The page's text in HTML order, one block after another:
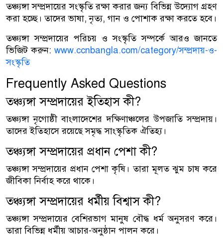
তঞ্চ্যঙ্গা সম্প্রদায়ের সংস্কৃতি রক্ষা করার জন্য বিভিন্ন উদ্যোগ গ্রহণ
করা হচ্ছে। তাদের ভাষা, নৃত্য, গান ও পোশাক রক্ষা করতে হবে।
তঞ্চ্যঙ্গা সম্প্রদায়ের পরিচয় ও সংস্কৃতি সম্পর্কে আরও জানতে
ভিজিট করুন: www.ccnbangla.com/category/সম্প্রদায়-ও-
সংস্কৃতি
Frequently Asked Questions
তঞ্চ্যঙ্গা সম্প্রদায়ের ইতিহাস কী?
তঞ্চ্যঙ্গা নৃগোষ্ঠী বাংলাদেশের দক্ষিণাঞ্চলের উপজাতি সম্প্রদায়।
তাদের ইতিহাসে রয়েছে সমৃদ্ধ সাংস্কৃতিক ঐতিহ্য।
তঞ্চ্যঙ্গা সম্প্রদায়ের প্রধান পেশা কী?
তঞ্চ্যঙ্গা সম্প্রদায়ের প্রধান পেশা কৃষি। তারা মূলত ঝুম চাষ করে
জীবিকা নির্বাহ করে থাকে।
তঞ্চ্যঙ্গা সম্প্রদায়ের ধর্মীয় বিশ্বাস কী?
তঞ্চ্যঙ্গা সম্প্রদায়ের বেশিরভাগ মানুষ বৌদ্ধ ধর্ম অনুসরণ করে।
তারা বিভিন্ন ধর্মীয় আচার-অনুষ্ঠান পালন করে।